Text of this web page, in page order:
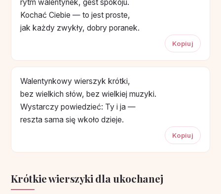
rytm walentynek, gest spokoju.
Kochać Ciebie — to jest proste,
jak każdy zwykły, dobry poranek.
Kopiuj
Walentynkowy wierszyk krótki,
bez wielkich słów, bez wielkiej muzyki.
Wystarczy powiedzieć: Ty i ja —
reszta sama się wkoło dzieje.
Kopiuj
Krótkie wierszyki dla ukochanej